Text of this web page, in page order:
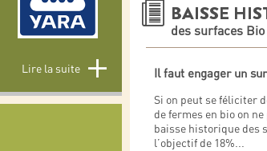
Lire la suite
BAISSE
des surfaces Bio
Il faut engager un
Si on peut se féliciter
de fermes en bio on
baisse historique des
l’objectif de 18%...